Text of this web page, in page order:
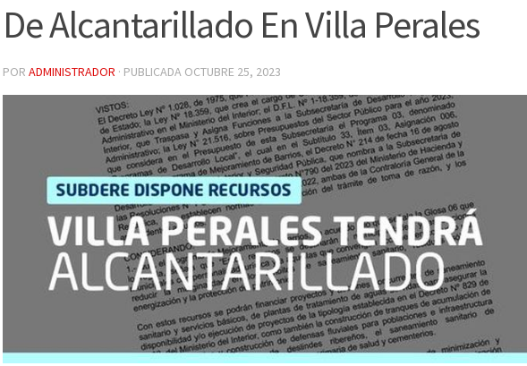
De Alcantarillado En Villa Perales
POR ADMINISTRADOR · PUBLICADA OCTUBRE 25, 2023